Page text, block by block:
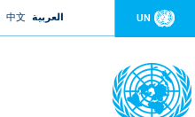
UN العربية 中文